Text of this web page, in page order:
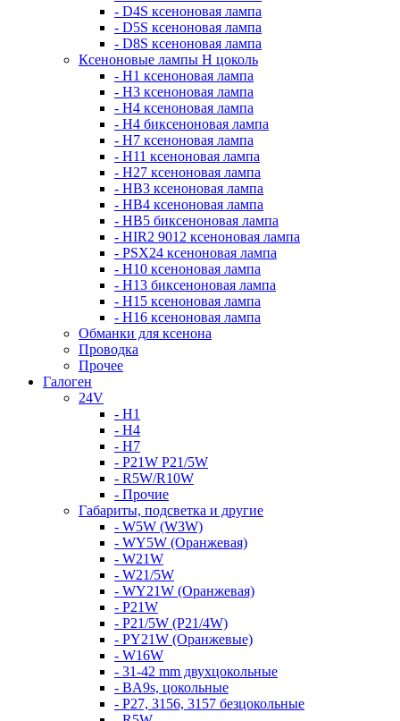
- D4S ксеноновая лампа
- D5S ксеноновая лампа
- D8S ксеноновая лампа
Ксеноновые лампы Н цоколь
- H1 ксеноновая лампа
- H3 ксеноновая лампа
- H4 ксеноновая лампа
- H4 биксеноновая лампа
- H7 ксеноновая лампа
- H11 ксеноновая лампа
- H27 ксеноновая лампа
- HB3 ксеноновая лампа
- HB4 ксеноновая лампа
- HB5 биксеноновая лампа
- HIR2 9012 ксеноновая лампа
- PSX24 ксеноновая лампа
- H10 ксеноновая лампа
- H13 биксеноновая лампа
- H15 ксеноновая лампа
- H16 ксеноновая лампа
Обманки для ксенона
Проводка
Прочее
Галоген
24V
- H1
- H4
- H7
- P21W P21/5W
- R5W/R10W
- Прочие
Габариты, подсветка и другие
- W5W (W3W)
- WY5W (Оранжевая)
- W21W
- W21/5W
- WY21W (Оранжевая)
- P21W
- P21/5W (P21/4W)
- PY21W (Оранжевые)
- W16W
- 31-42 mm двухцокольные
- BA9s, цокольные
- P27, 3156, 3157 безцокольные